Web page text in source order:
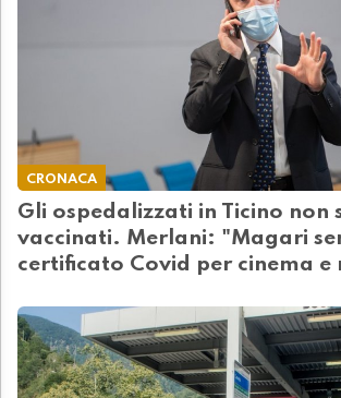
CRONACA
Gli ospedalizzati in Ticino non
vaccinati. Merlani: "Magari
certificato Covid per cinema